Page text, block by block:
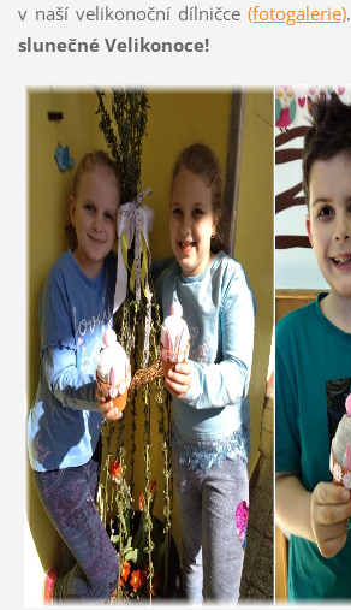
v naší velikonoční dílničce(fotogalerie).
slunečné Velikonoce!